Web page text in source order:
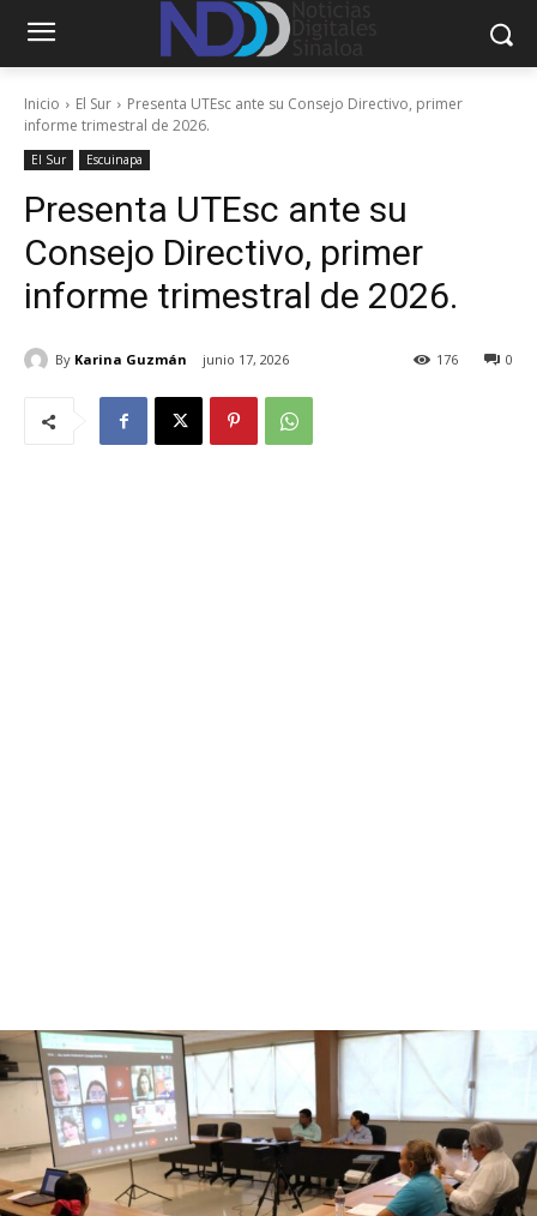
Inicio El Sur
Presenta UTEsc ante su Consejo Directivo, primer
informe trimestral de 2026.
El Sur Escuinapa
Presenta UTEsc ante su
Consejo Directivo, primer
informe trimestral de 2026.
By Karina Guzmán junio 17, 2026 0
176